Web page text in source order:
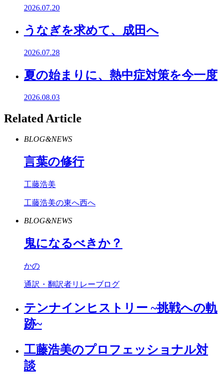
2026.07.20
うなぎを求めて、成田へ
2026.07.28
夏の始まりに、熱中症対策を今一度
2026.08.03
Related Article
BLOG&NEWS
言葉の修行
工藤浩美
工藤浩美の東へ西へ
BLOG&NEWS
鬼になるべきか？
かの
通訳・翻訳者リレーブログ
テンナインヒストリー ~挑戦への軌
跡~
工藤浩美のプロフェッショナル対
談